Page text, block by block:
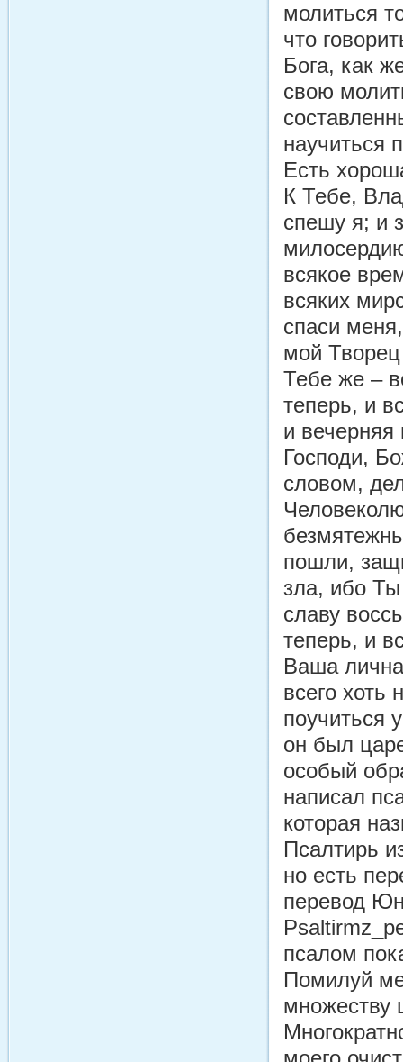
молиться
что
Бога, как
свою
научиться
Есть
К Тебе,
спешу я; и
всякое
всяких
спаси
мой Творец
Тебе же –
теперь, и
и вечерняя
Господи,
словом,
пошли,
зла, ибо
славу
теперь, и
Ваша
всего хоть
поучиться
он был
особый
написал
которая
Псалтирь
но есть
перевод
псалом
Помилуй
множеству